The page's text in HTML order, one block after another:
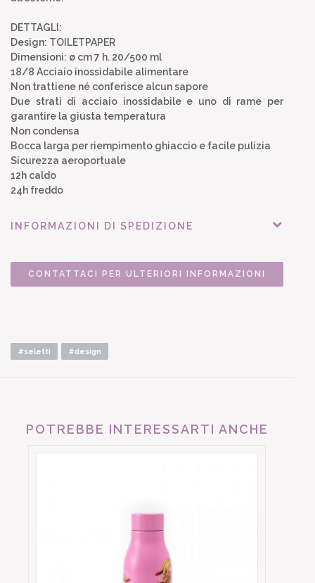
DETTAGLI:
Design: TOILETPAPER
Dimensioni: ø cm 7 h. 20/500 ml
18/8 Acciaio inossidabile alimentare
Non trattiene né conferisce alcun sapore
Due strati di acciaio inossidabile e uno di rame per
garantire la giusta temperatura
Non condensa
Bocca larga per riempimento ghiaccio e facile pulizia
Sicurezza aeroportuale
12h caldo
24h freddo
INFORMAZIONI DI SPEDIZIONE
CONTATTACI PER ULTERIORI INFORMAZIONI
#seletti #design
POTREBBE INTERESSARTI ANCHE